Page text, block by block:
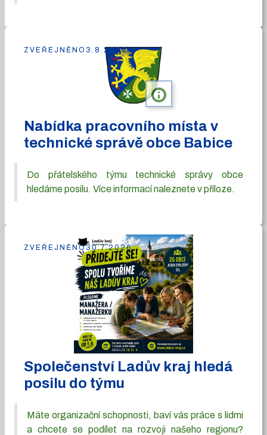
info
Nabídka pracovního místa v
technické správě obce Babice
Do přátelského týmu technické správy obce
hledáme posilu. Více informací naleznete v příloze.
ZVEŘEJNĚNO 3.8.2026
Společenství Ladův kraj hledá
posilu do týmu
Máte organizační schopnosti, baví vás práce s lidmi
a chcete se podílet na rozvoji našeho regionu?
ZVEŘEJNĚNO30.7.2026